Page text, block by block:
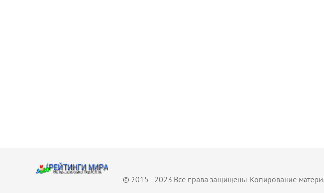
© 2015 - 2023 Все права защищены. Копирование